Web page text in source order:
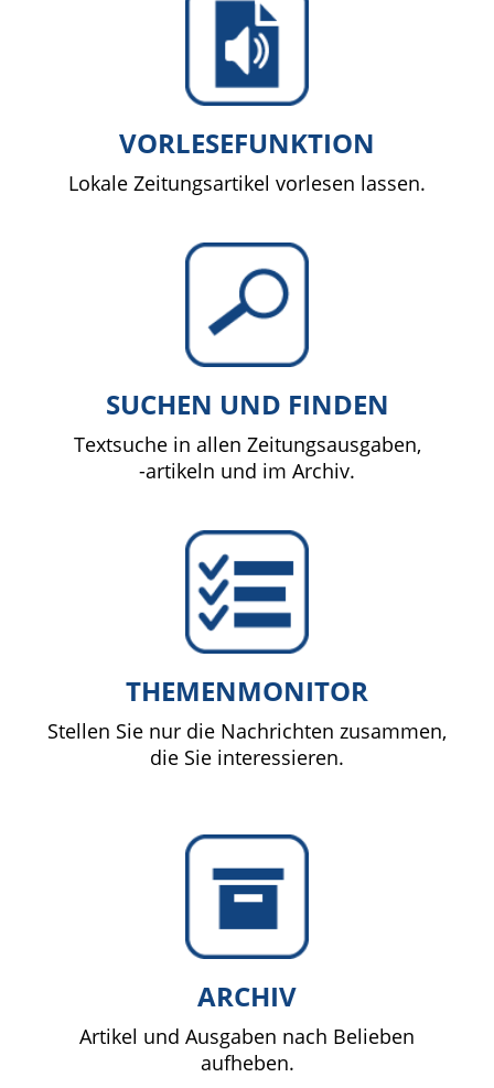
VORLESEFUNKTION
Lokale Zeitungsartikel vorlesen lassen.
SUCHEN UND FINDEN
Textsuche in allen Zeitungsausgaben,
-artikeln und im Archiv.
THEMENMONITOR
Stellen Sie nur die Nachrichten zusammen,
die Sie interessieren.
ARCHIV
Artikel und Ausgaben nach Belieben
aufheben.